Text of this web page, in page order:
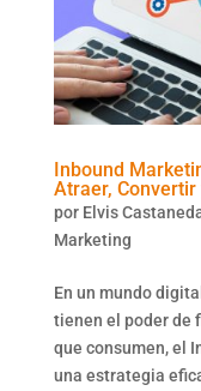
Inbound
Atraer,
por Elvis
Marketing
En un mundo
tienen el poder de
que consumen, el
una estrategia